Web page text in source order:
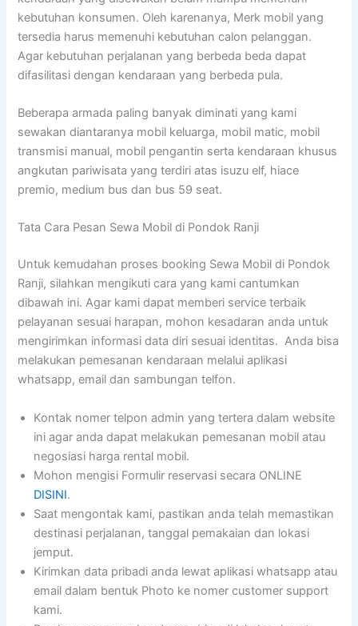
kebutuhan konsumen. Oleh karenanya, Merk mobil yang
tersedia harus memenuhi kebutuhan calon pelanggan.
Agar kebutuhan perjalanan yang berbeda beda dapat
difasilitasi dengan kendaraan yang berbeda pula.
Beberapa armada paling banyak diminati yang kami
sewakan diantaranya mobil keluarga, mobil matic, mobil
transmisi manual, mobil pengantin serta kendaraan khusus
angkutan pariwisata yang terdiri atas isuzu elf, hiace
premio, medium bus dan bus 59 seat.
Tata Cara Pesan Sewa Mobil di Pondok Ranji
Untuk kemudahan proses booking Sewa Mobil di Pondok
Ranji, silahkan mengikuti cara yang kami cantumkan
dibawah ini. Agar kami dapat memberi service terbaik
pelayanan sesuai harapan, mohon kesadaran anda untuk
mengirimkan informasi data diri sesuai identitas. Anda bisa
melakukan pemesanan kendaraan melalui aplikasi
whatsapp, email dan sambungan telfon.
Kontak nomer telpon admin yang tertera dalam website
ini agar anda dapat melakukan pemesanan mobil atau
negosiasi harga rental mobil.
Mohon mengisi Formulir reservasi secara ONLINE
DISINI.
Saat mengontak kami, pastikan anda telah memastikan
destinasi perjalanan, tanggal pemakaian dan lokasi
jemput.
Kirimkan data pribadi anda lewat aplikasi whatsapp atau
email dalam bentuk Photo ke nomer customer support
kami.